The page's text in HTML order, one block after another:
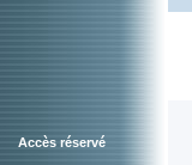
Accès réservé